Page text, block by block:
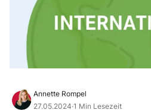
Annette Rompel
27.05.2024·1 Min Lesezeit